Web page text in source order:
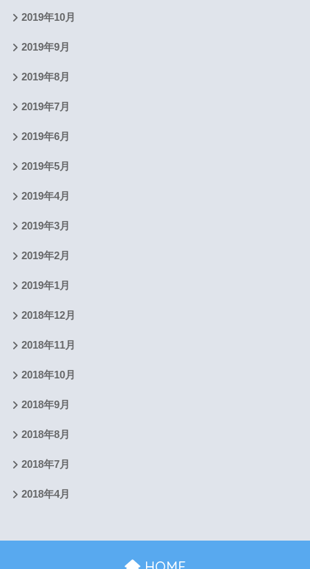
2019年10月
2019年9月
2019年8月
2019年7月
2019年6月
2019年5月
2019年4月
2019年3月
2019年2月
2019年1月
2018年12月
2018年11月
2018年10月
2018年9月
2018年8月
2018年7月
2018年4月